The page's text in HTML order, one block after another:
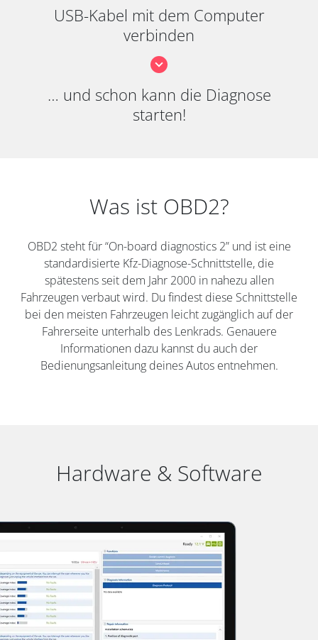
USB-Kabel mit dem Computer
verbinden
… und schon kann die Diagnose
starten!
Was ist OBD2?
OBD2 steht für “On-board diagnostics 2” und ist eine
standardisierte Kfz-Diagnose-Schnittstelle, die
spätestens seit dem Jahr 2000 in nahezu allen
Fahrzeugen verbaut wird. Du findest diese Schnittstelle
bei den meisten Fahrzeugen leicht zugänglich auf der
Fahrerseite unterhalb des Lenkrads. Genauere
Informationen dazu kannst du auch der
Bedienungsanleitung deines Autos entnehmen.
Hardware & Software